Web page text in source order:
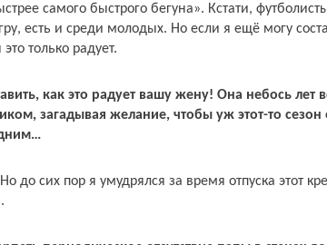
самого быстрого бегуна». Кстати,
есть и среди молодых. Но если я ещё могу
только радует.
как это радует вашу жену! Она небось лет
загадывая желание, чтобы уж этот-то сезон
до сих пор я умудрялся за время отпуска этот